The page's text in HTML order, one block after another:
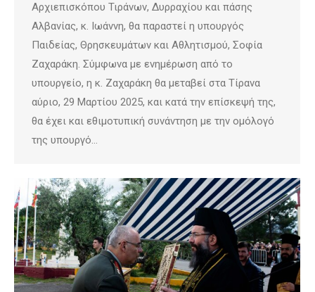
Αρχιεπισκόπου Τιράνων, Δυρραχίου και πάσης
Αλβανίας, κ. Ιωάννη, θα παραστεί η υπουργός
Παιδείας, Θρησκευμάτων και Αθλητισμού, Σοφία
Ζαχαράκη. Σύμφωνα με ενημέρωση από το
υπουργείο, η κ. Ζαχαράκη θα μεταβεί στα Τίρανα
αύριο, 29 Μαρτίου 2025, και κατά την επίσκεψή της,
θα έχει και εθιμοτυπική συνάντηση με την ομόλογό
της υπουργό…